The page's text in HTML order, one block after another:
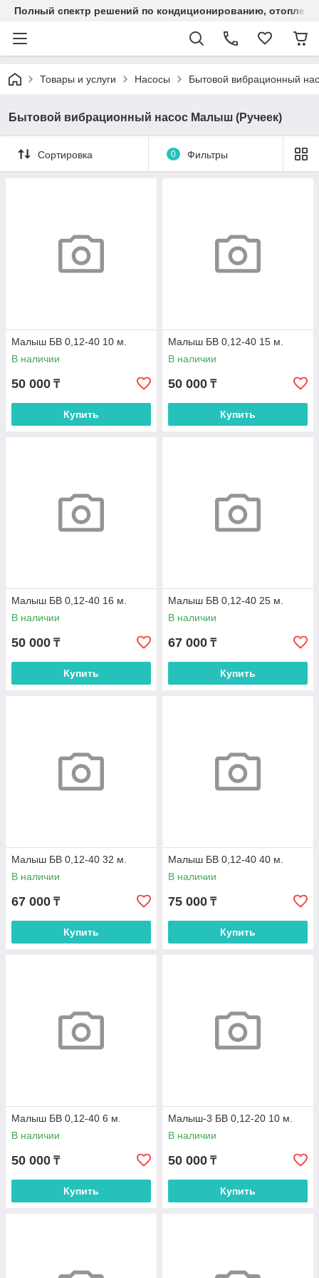
Полный спектр решений по кондиционированию,
Товары и услуги Насосы Бытовой вибрационный
Бытовой вибрационный насос Малыш (Ручеек)
Сортировка 0 Фильтры
Малыш БВ 0,12-40 10 м.
В наличии
50 000 ₸
Купить
Малыш БВ 0,12-40 15 м.
В наличии
50 000 ₸
Купить
Малыш БВ 0,12-40 16 м.
В наличии
50 000 ₸
Купить
Малыш БВ 0,12-40 25 м.
В наличии
67 000 ₸
Купить
Малыш БВ 0,12-40 32 м.
В наличии
67 000 ₸
Купить
Малыш БВ 0,12-40 40 м.
В наличии
75 000 ₸
Купить
Малыш БВ 0,12-40 6 м.
В наличии
50 000 ₸
Купить
Малыш-3 БВ 0,12-20 10 м.
В наличии
50 000 ₸
Купить